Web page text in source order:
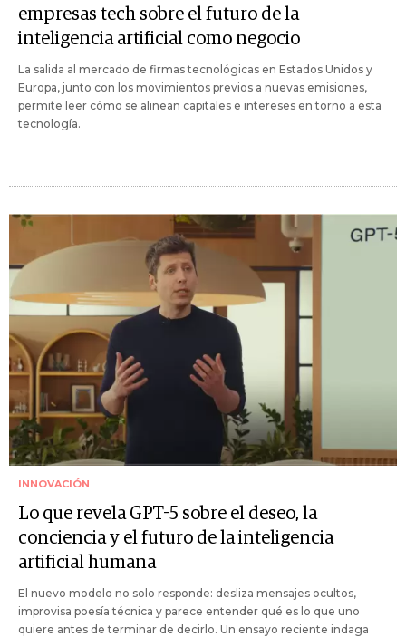
empresas tech sobre el futuro de la
inteligencia artificial como negocio
La salida al mercado de firmas tecnológicas en Estados Unidos y
Europa, junto con los movimientos previos a nuevas emisiones,
permite leer cómo se alinean capitales e intereses en torno a esta
tecnología.
INNOVACIÓN
Lo que revela GPT-5 sobre el deseo, la
conciencia y el futuro de la inteligencia
artificial humana
El nuevo modelo no solo responde: desliza mensajes ocultos,
improvisa poesía técnica y parece entender qué es lo que uno
quiere antes de terminar de decirlo. Un ensayo reciente indaga